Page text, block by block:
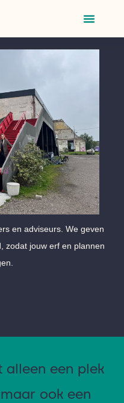
en adviseurs. We geven
zodat jouw erf en plannen
alleen een plek
ook een